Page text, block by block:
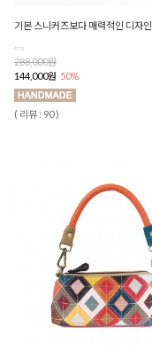
기본 스니커즈보다 매력적인 디자인
288,000원
144,000원 50%
( 리뷰 : 90 )